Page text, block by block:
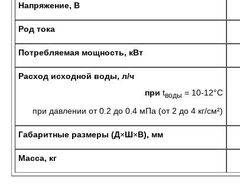
Напряжение, В
Род тока
Потребляемая мощность, кВт
Расход исходной воды, л/ч
при tводы = 10-12°C
при давлении от 0.2 до 0.4 мПа (от 2 до 4 кг/см²)
Габаритные размеры (Д×Ш×В), мм
Масса, кг